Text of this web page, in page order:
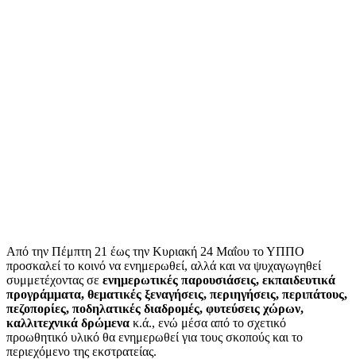
Από την Πέμπτη 21 έως την Κυριακή 24 Μαΐου το ΥΠΠΟ
προσκαλεί το κοινό να ενημερωθεί, αλλά και να ψυχαγωγηθεί
συμμετέχοντας σε ενημερωτικές παρουσιάσεις, εκπαιδευτικά
προγράμματα, θεματικές ξεναγήσεις, περιηγήσεις, περιπάτους,
πεζοπορίες, ποδηλατικές διαδρομές, φυτεύσεις χώρων,
καλλιτεχνικά δρώμενα κ.ά., ενώ μέσα από το σχετικό
προωθητικό υλικό θα ενημερωθεί για τους σκοπούς και το
περιεχόμενο της εκστρατείας.